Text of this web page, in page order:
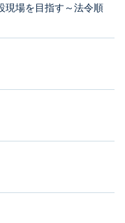
現場を目指す～法令順